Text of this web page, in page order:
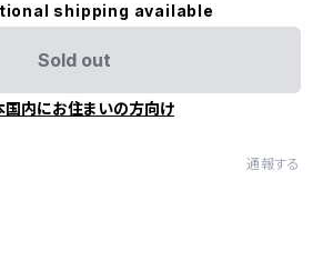
shipping available
Sold out
国内にお住まいの方向け
通報する